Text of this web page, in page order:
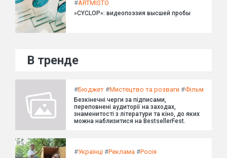
#ARTMISTO
»CYCLOP»: видеопоэзия высшей пробы
В тренде
#Бюджет #Мистецтво та розваги #Фільм
Безкінечні черги за підписами,
переповнені аудиторії на заходах,
знаменитості з літератури та кіно, до яких
можна наблизитися на BestsellerFest.
#Українці #Реклама #Росія